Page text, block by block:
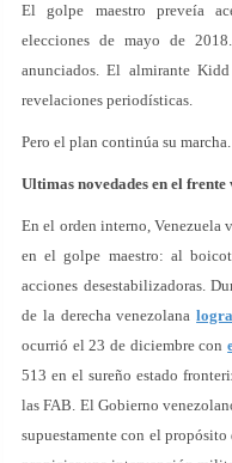
El golpe maestro preveía
elecciones de mayo de
anunciados. El almirante
revelaciones periodísticas.
Pero el plan continúa su marcha.
Ultimas novedades en el frente
En el orden interno, Venezuela
en el golpe maestro: al
acciones desestabilizadoras.
de la derecha venezolana
ocurrió el 23 de diciembre con
513 en el sureño estado
las FAB. El Gobierno
supuestamente con el